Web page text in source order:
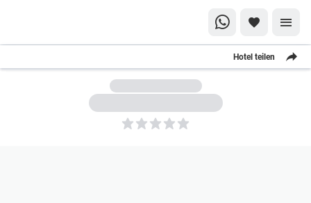
Hotel teilen
5